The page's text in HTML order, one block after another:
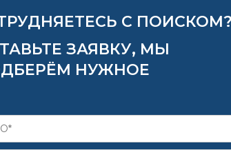
С ПОИСКОМ?
ЗАЯВКУ, МЫ
НУЖНОЕ